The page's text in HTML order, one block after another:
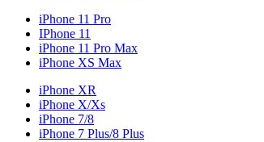
iPhone 11 Pro
IPhone 11
iPhone 11 Pro Max
iPhone XS Max
iPhone XR
iPhone X/Xs
iPhone 7/8
iPhone 7 Plus/8 Plus